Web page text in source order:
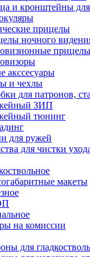
и кронштейны
прицелы
ночного
прицелы
акссесуары
и чехлы
для патронов,
ЗИП
тюнинг
для ружей
для чистки
макеты
на комиссии
для